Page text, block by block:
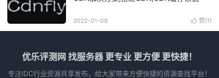
 赞(1 )
2022-01-08
优乐评测网 找服务器 更专业 更方便 更快捷！
专注IDC行业资源共享发布，给大家带来方便快捷的资源查找平台！